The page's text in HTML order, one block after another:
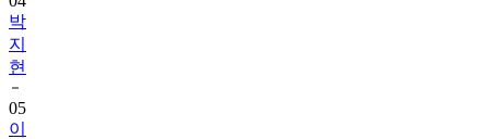
박
지
현
05
이